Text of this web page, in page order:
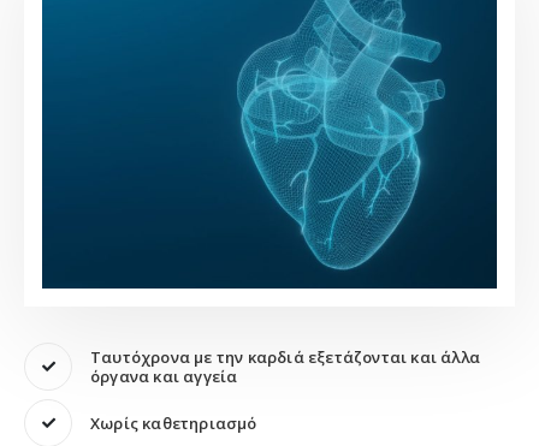
Ταυτόχρονα με την καρδιά εξετάζονται και άλλα
όργανα και αγγεία
Χωρίς καθετηριασμό